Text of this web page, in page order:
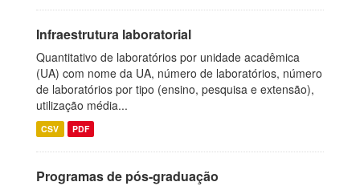
Infraestrutura laboratorial
Quantitativo de laboratórios por unidade acadêmica
(UA) com nome da UA, número de laboratórios, número
de laboratórios por tipo (ensino, pesquisa e extensão),
utilização média...
CSV PDF
Programas de pós-graduação